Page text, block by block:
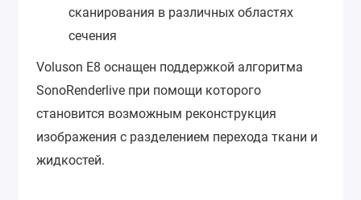
сканирования в различных областях
сечения
Voluson E8 оснащен поддержкой алгоритма
SonoRenderlive при помощи которого
становится возможным реконструкция
изображения с разделением перехода ткани и
жидкостей.